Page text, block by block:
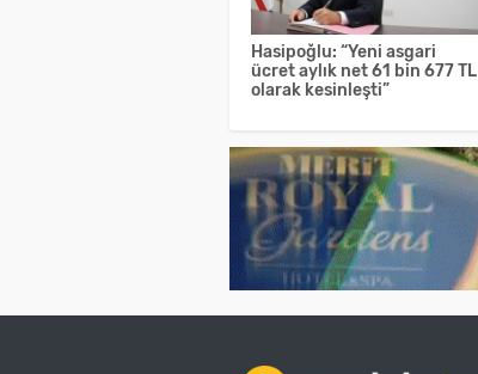
Hasipoğlu: “Yeni asgari
ücret aylık net 61 bin 677 TL
olarak kesinleşti”